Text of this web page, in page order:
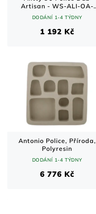
Artisan - WS-ALI-OA-
POL96
DODÁNÍ 1-4 TÝDNY
1 192 Kč
Antonio Police, Příroda,
Polyresin
DODÁNÍ 1-4 TÝDNY
6 776 Kč